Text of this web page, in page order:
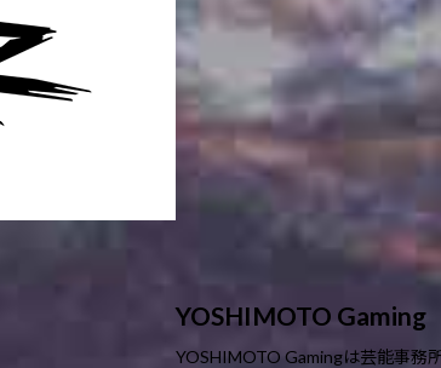
YOSHIMOTO Gaming
YOSHIMOTO Gamingは芸能事務